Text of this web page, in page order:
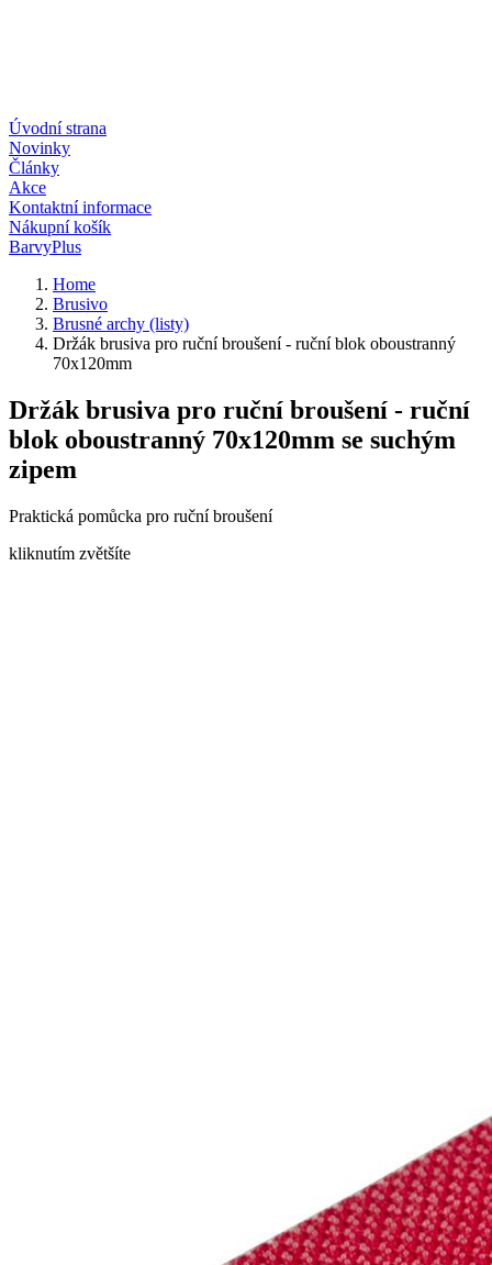
Úvodní strana
Novinky
Články
Akce
Kontaktní informace
Nákupní košík
BarvyPlus
Home
Brusivo
Brusné archy (listy)
Držák brusiva pro ruční broušení - ruční blok oboustranný
70x120mm
Držák brusiva pro ruční broušení - ruční
blok oboustranný 70x120mm se suchým
zipem
Praktická pomůcka pro ruční broušení
kliknutím zvětšíte